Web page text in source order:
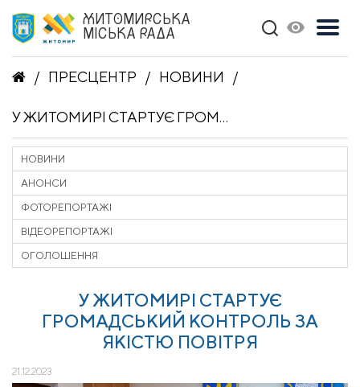
ЖИТОМИРСЬКА
МІСЬКА РАДА
ПРЕСЦЕНТР НОВИНИ
У ЖИТОМИРІ СТАРТУЄ ГРОМАДСЬКИЙ КОНТРОЛЬ ЗА ЯКІСТЮ ПОВІТРЯ
У ЖИТОМИРІ СТАРТУЄ
ГРОМАДСЬКИЙ КОНТРОЛЬ ЗА
ЯКІСТЮ ПОВІТРЯ
21.12.2023
НОВИНИ
АНОНСИ
ФОТОРЕПОРТАЖІ
ВІДЕОРЕПОРТАЖІ
ОГОЛОШЕННЯ